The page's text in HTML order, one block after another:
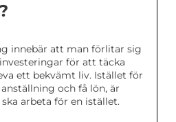
innebär att man förlitar sig
för att täcka
ett bekvämt liv. Istället för
och få lön, är
arbeta för en istället.